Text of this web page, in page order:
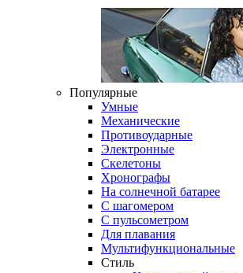
Популярные
Умные
Механические
Противоударные
Электронные
Скелетоны
Хронографы
На солнечной батарее
С шагомером
С пульсометром
Для плавания
Мультифункциональные
Стиль